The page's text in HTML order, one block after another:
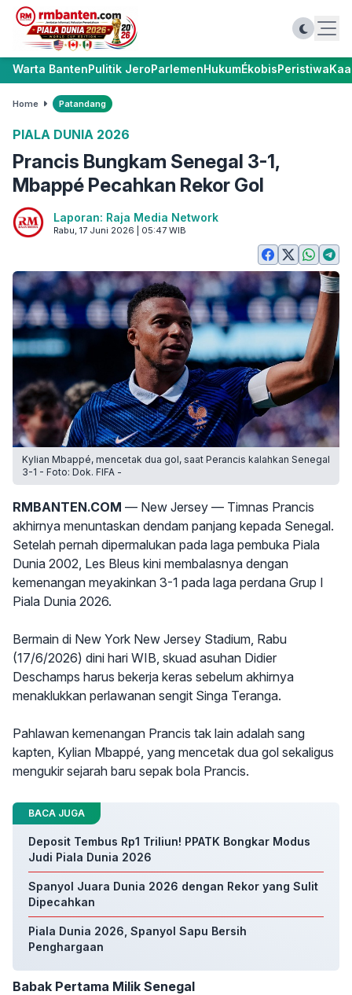
Warta BantenPulitik JeroParlemenHukumÉkobisPeristiwa
Home Patandang
PIALA DUNIA 2026
Prancis Bungkam Senegal 3-1,
Mbappé Pecahkan Rekor Gol
Laporan: Raja Media Network
Rabu, 17 Juni 2026 | 05:47 WIB
Kylian Mbappé, mencetak dua gol, saat Perancis kalahkan Senegal
3-1 - Foto: Dok. FIFA -
RMBANTEN.COM — New Jersey — Timnas Prancis
akhirnya menuntaskan dendam panjang kepada Senegal.
Setelah pernah dipermalukan pada laga pembuka Piala
Dunia 2002, Les Bleus kini membalasnya dengan
kemenangan meyakinkan 3-1 pada laga perdana Grup I
Piala Dunia 2026.
Bermain di New York New Jersey Stadium, Rabu
(17/6/2026) dini hari WIB, skuad asuhan Didier
Deschamps harus bekerja keras sebelum akhirnya
menaklukkan perlawanan sengit Singa Teranga.
Pahlawan kemenangan Prancis tak lain adalah sang
kapten, Kylian Mbappé, yang mencetak dua gol sekaligus
mengukir sejarah baru sepak bola Prancis.
BACA JUGA
Deposit Tembus Rp1 Triliun! PPATK Bongkar Modus
Judi Piala Dunia 2026
Spanyol Juara Dunia 2026 dengan Rekor yang Sulit
Dipecahkan
Piala Dunia 2026, Spanyol Sapu Bersih
Penghargaan
Babak Pertama Milik Senegal